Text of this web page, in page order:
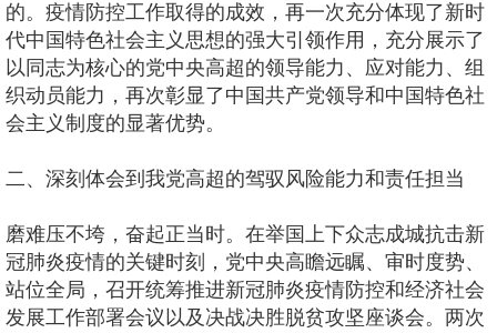
的。疫情防控工作取得的成效，再一次充分体现了新时
代中国特色社会主义思想的强大引领作用，充分展示了
以同志为核心的党中央高超的领导能力、应对能力、组
织动员能力，再次彰显了中国共产党领导和中国特色社
会主义制度的显著优势。
二、深刻体会到我党高超的驾驭风险能力和责任担当
磨难压不垮，奋起正当时。在举国上下众志成城抗击新
冠肺炎疫情的关键时刻，党中央高瞻远瞩、审时度势、
站位全局，召开统筹推进新冠肺炎疫情防控和经济社会
发展工作部署会议以及决战决胜脱贫攻坚座谈会。两次